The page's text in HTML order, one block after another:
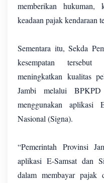
memberikan hukuman,
keadaan pajak kendaraan
Sementara itu, Sekda
kesempatan tersebut
meningkatkan kualitas
Jambi melalui
menggunakan aplikasi
Nasional (Signa).
“Pemerintah Provinsi
aplikasi E-Samsat dan
dalam membayar pajak